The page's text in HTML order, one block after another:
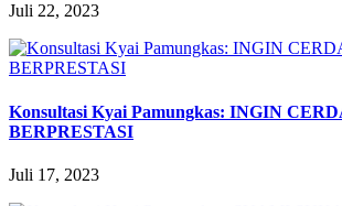
Juli 22, 2023
Konsultasi Kyai Pamungkas: INGIN
BERPRESTASI
Juli 17, 2023